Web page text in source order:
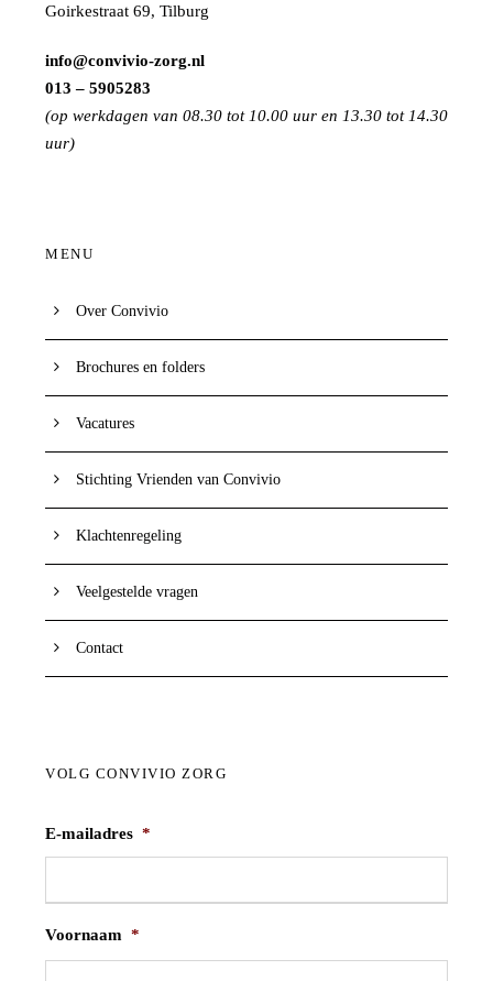
Goirkestraat 69, Tilburg
info@convivio-zorg.nl
013 – 5905283
(op werkdagen van 08.30 tot 10.00 uur en 13.30 tot 14.30
uur)
MENU
Over Convivio
Brochures en folders
Vacatures
Stichting Vrienden van Convivio
Klachtenregeling
Veelgestelde vragen
Contact
VOLG CONVIVIO ZORG
E-mailadres *
Voornaam *